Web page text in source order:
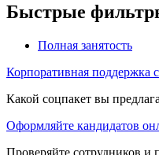
Быстрые
Полная занятость
Корпоративная поддержка
Какой соцпакет вы
Оформляйте кандидатов
Проверяйте сотрудников и